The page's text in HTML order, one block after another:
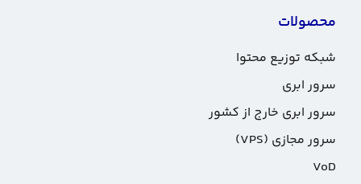
محصولات
شبکه توزیع محتوا
سرور ابری
سرور ابری خارج از کشور
سرور مجازی (VPS)
VoD